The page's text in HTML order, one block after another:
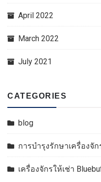
April 2022
March 2022
July 2021
CATEGORIES
blog
การบำรุงรักษาเครื่องจั
เครื่องจักรให้เช่า